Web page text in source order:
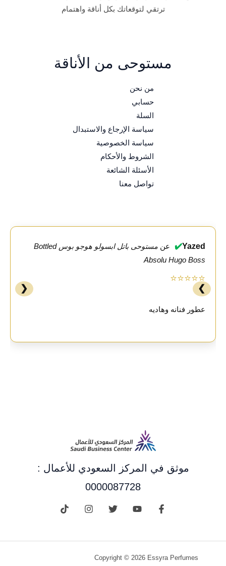
ترتقي لتوقعاتك بكل أناقة واهتمام
مستوحى من الأناقة
من نحن
حسابي
السلة
سياسة الإرجاع والاستبدال
سياسة الخصوصية
الشروط والأحكام
الأسئلة الشائعة
تواصل معنا
Yazed
✔️ عن
مستوحى باتل ابسولو هوجو بوس Bottled
Absolu Hugo Boss
⭐⭐⭐⭐⭐
عطور فنانه وهاديه
❮ ❯
موثق في المركز السعودي للأعمال :
0000087728
Copyright © 2026 Essyra Perfumes